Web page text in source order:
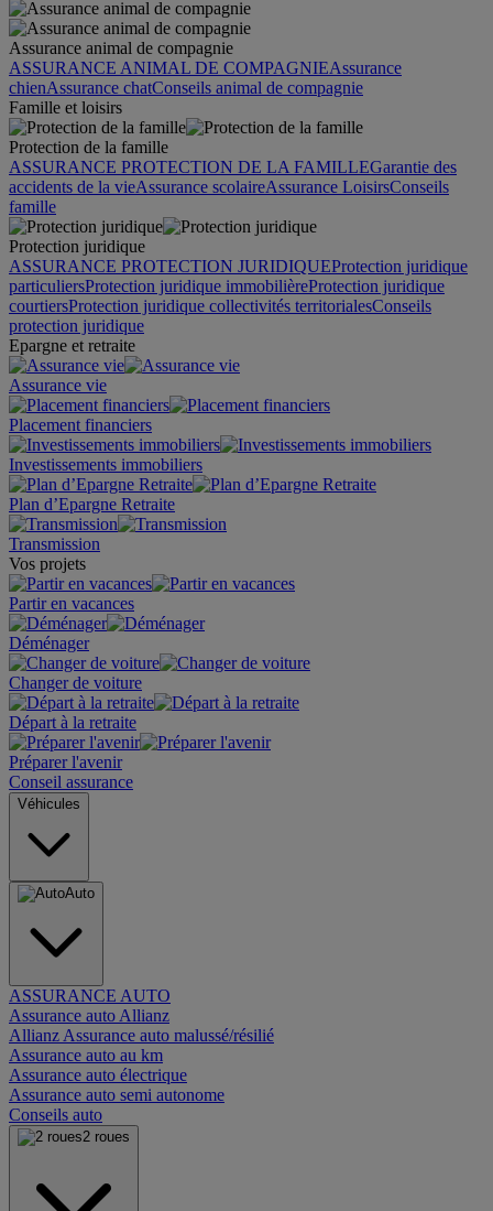
Assurance animal de compagnie
ASSURANCE ANIMAL DE COMPAGNIEAssurance
chienAssurance chatConseils animal de compagnie
Famille et loisirs
Protection de la famille
ASSURANCE PROTECTION DE LA FAMILLEGarantie des
accidents de la vieAssurance scolaireAssurance LoisirsConseils
famille
Protection juridique
ASSURANCE PROTECTION JURIDIQUEProtection juridique
particuliersProtection juridique immobilièreProtection juridique
courtiersProtection juridique collectivités territorialesConseils
protection juridique
Epargne et retraite
Assurance vie
Placement financiers
Investissements immobiliers
Plan d’Epargne Retraite
Transmission
Vos projets
Partir en vacances
Déménager
Changer de voiture
Départ à la retraite
Préparer l'avenir
Conseil assurance
Véhicules
Auto
ASSURANCE AUTO
Assurance auto Allianz
Allianz Assurance auto malussé/résilié
Assurance auto au km
Assurance auto électrique
Assurance auto semi autonome
Conseils auto
2 roues